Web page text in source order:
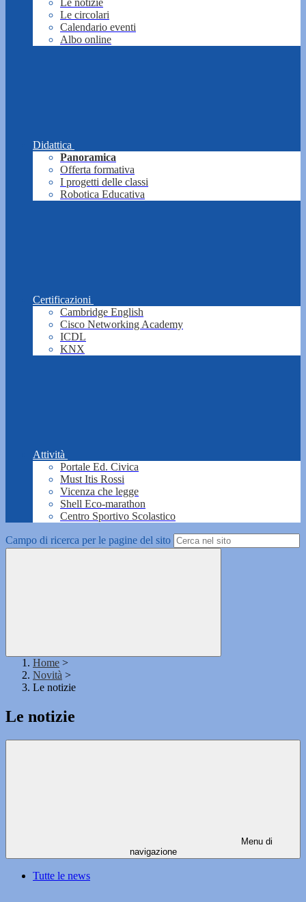
Le notizie
Le circolari
Calendario eventi
Albo online
Didattica
Panoramica
Offerta formativa
I progetti delle classi
Robotica Educativa
Certificazioni
Cambridge English
Cisco Networking Academy
ICDL
KNX
Attività
Portale Ed. Civica
Must Itis Rossi
Vicenza che legge
Shell Eco-marathon
Centro Sportivo Scolastico
Campo di ricerca per le pagine del sito
Home >
Novità >
Le notizie
Le notizie
Menu di
navigazione
Tutte le news